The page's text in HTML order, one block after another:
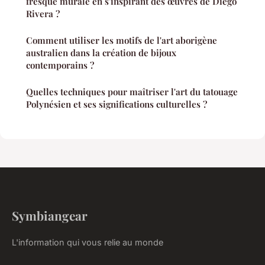
Rivera ?
Comment utiliser les motifs de l'art aborigène
australien dans la création de bijoux
contemporains ?
Quelles techniques pour maîtriser l'art du tatouage
Polynésien et ses significations culturelles ?
Symbiangear
L'information qui vous relie au monde